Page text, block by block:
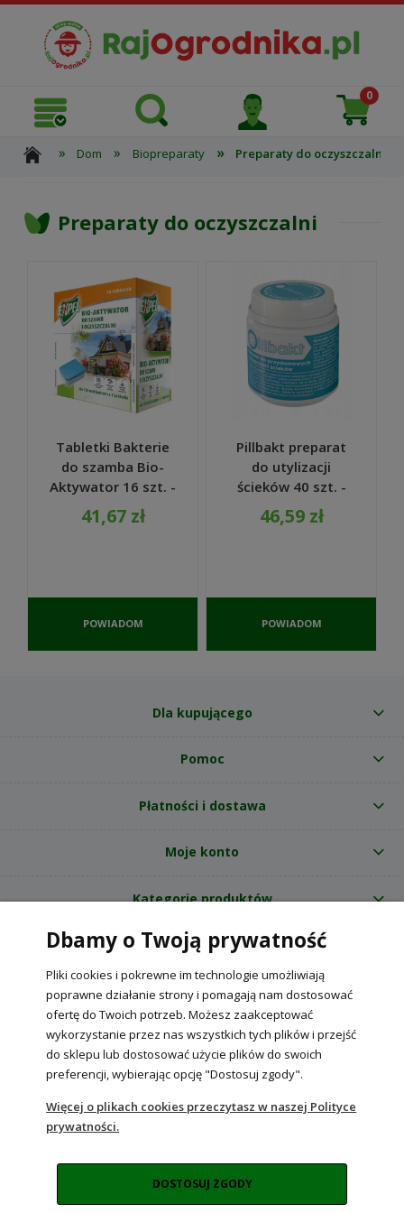
» Dom » Biopreparaty » Preparaty do oczyszczalni
Preparaty do oczyszczalni
Tabletki Bakterie
do szamba Bio-
Aktywator 16 szt. -
Expel
41,67 zł
POWIADOM
DOSTĘPNOŚCI
Pillbakt preparat
do utylizacji
ścieków 40 szt. -
Biobakt
46,59 zł
POWIADOM
DOSTĘPNOŚCI
Dla kupującego
Pomoc
Płatności i dostawa
Moje konto
Kategorie produktów
O nas
Internetowy sklep ogrodniczy z nasionami RajOgrodnika.pl
NIP: 6090037061, REGON: 260240470 | Czarnca, ul. Tęczowa 31, 29-100
Włoszczowa
POKAŻ PEŁNĄ WERSJĘ STRONY
Sklep internetowy Shoper Premium
Dbamy o Twoją prywatność
Pliki cookies i pokrewne im technologie umożliwiają
poprawne działanie strony i pomagają nam dostosować
ofertę do Twoich potrzeb. Możesz zaakceptować
wykorzystanie przez nas wszystkich tych plików i przejść
do sklepu lub dostosować użycie plików do swoich
preferencji, wybierając opcję "Dostosuj zgody".
Więcej o plikach cookies przeczytasz w naszej Polityce
prywatności.
DOSTOSUJ ZGODY